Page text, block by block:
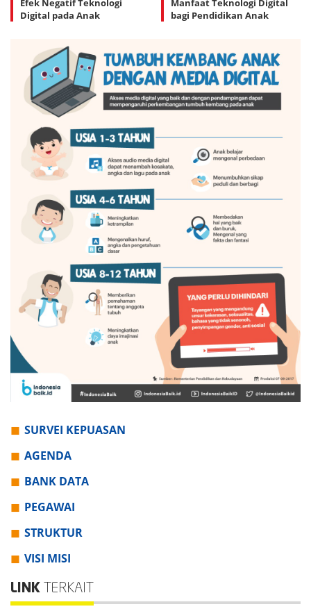
Efek Negatif Teknologi
Digital pada Anak
Manfaat Teknologi Digital
bagi Pendidikan Anak
SURVEI KEPUASAN
AGENDA
BANK DATA
PEGAWAI
STRUKTUR
VISI MISI
LINK TERKAIT